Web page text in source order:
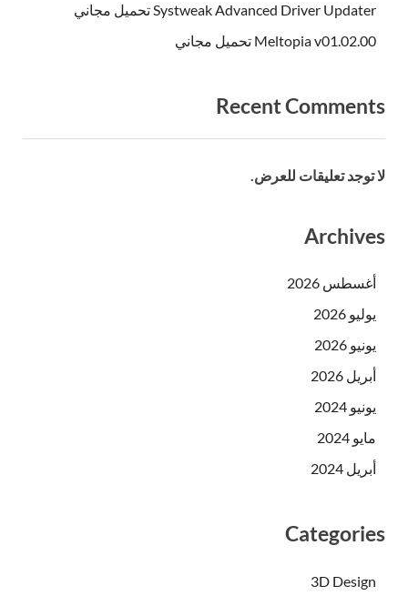
Systweak Advanced Driver Updater تحميل مجاني
Meltopia v01.02.00 تحميل مجاني
Recent Comments
لا توجد تعليقات للعرض.
Archives
أغسطس 2026
يوليو 2026
يونيو 2026
أبريل 2026
يونيو 2024
مايو 2024
أبريل 2024
Categories
3D Design